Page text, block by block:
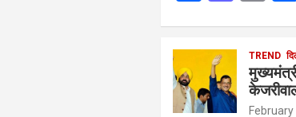
b
o
d
TREND